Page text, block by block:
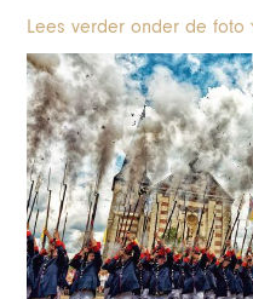
Lees verder onder de foto